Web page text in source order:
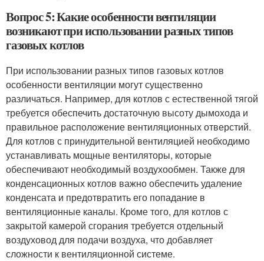
Вопрос 5: Какие особенности вентиляции
возникают при использовании разных типов
газовых котлов
При использовании разных типов газовых котлов
особенности вентиляции могут существенно
различаться. Например, для котлов с естественной тягой
требуется обеспечить достаточную высоту дымохода и
правильное расположение вентиляционных отверстий.
Для котлов с принудительной вентиляцией необходимо
устанавливать мощные вентиляторы, которые
обеспечивают необходимый воздухообмен. Также для
конденсационных котлов важно обеспечить удаление
конденсата и предотвратить его попадание в
вентиляционные каналы. Кроме того, для котлов с
закрытой камерой сгорания требуется отдельный
воздуховод для подачи воздуха, что добавляет
сложности к вентиляционной системе.